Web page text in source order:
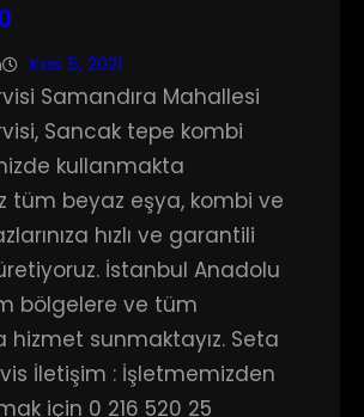
Kas 5, 2021
Samandıra Mahallesi
Sancak tepe kombi
kullanmakta
tüm beyaz eşya, kombi ve
hızlı ve garantili
İstanbul Anadolu
bölgelere ve tüm
hizmet sunmaktayız. Seta
İletişim : İşletmemizden
için 0 216 520 25